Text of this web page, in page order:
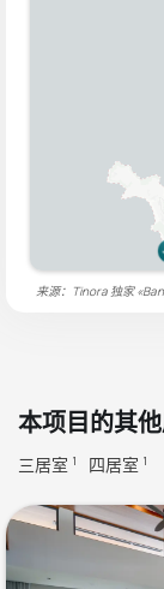
来源：Tinora 独家
本项目的其
三居室 1 四居室 1